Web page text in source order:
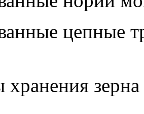
цепные
хранения